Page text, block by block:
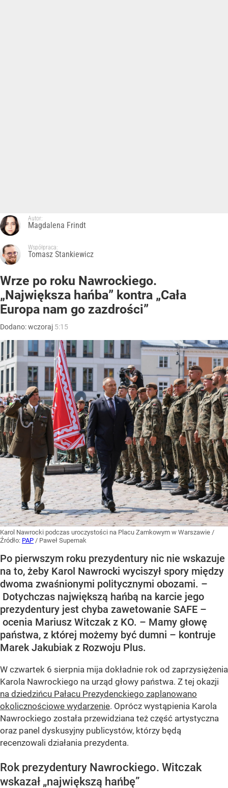
Autor:
Magdalena Frindt
Współpraca:
Tomasz Stankiewicz
Wrze po roku Nawrockiego.
„Największa hańba” kontra „Cała
Europa nam go zazdrości”
Dodano:wczoraj 5:15
Karol Nawrocki podczas uroczystości na Placu Zamkowym w Warszawie /
Źródło: PAP / Paweł Supernak
Po pierwszym roku prezydentury nic nie wskazuje
na to, żeby Karol Nawrocki wyciszył spory między
dwoma zwaśnionymi politycznymi obozami. –
Dotychczas największą hańbą na karcie jego
prezydentury jest chyba zawetowanie SAFE –
ocenia Mariusz Witczak z KO. – Mamy głowę
państwa, z której możemy być dumni – kontruje
Marek Jakubiak z Rozwoju Plus.
W czwartek 6 sierpnia mija dokładnie rok od zaprzysiężenia
Karola Nawrockiego na urząd głowy państwa. Z tej okazji
na dziedzińcu Pałacu Prezydenckiego zaplanowano
okolicznościowe wydarzenie. Oprócz wystąpienia Karola
Nawrockiego została przewidziana też część artystyczna
oraz panel dyskusyjny publicystów, którzy będą
recenzowali działania prezydenta.
Rok prezydentury Nawrockiego. Witczak
wskazał „największą hańbę”